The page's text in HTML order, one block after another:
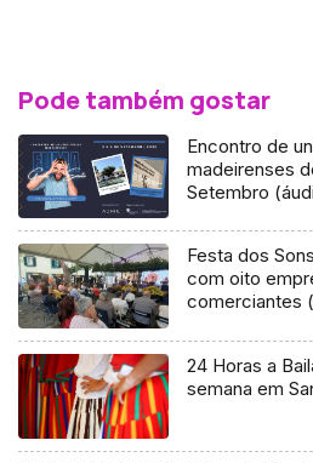
Pode também gostar
Encontro de
madeirenses
Setembro
Festa dos
com oito
comerciantes
24 Horas a
semana em